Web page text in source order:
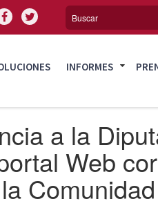
INFORMES
a la
Web